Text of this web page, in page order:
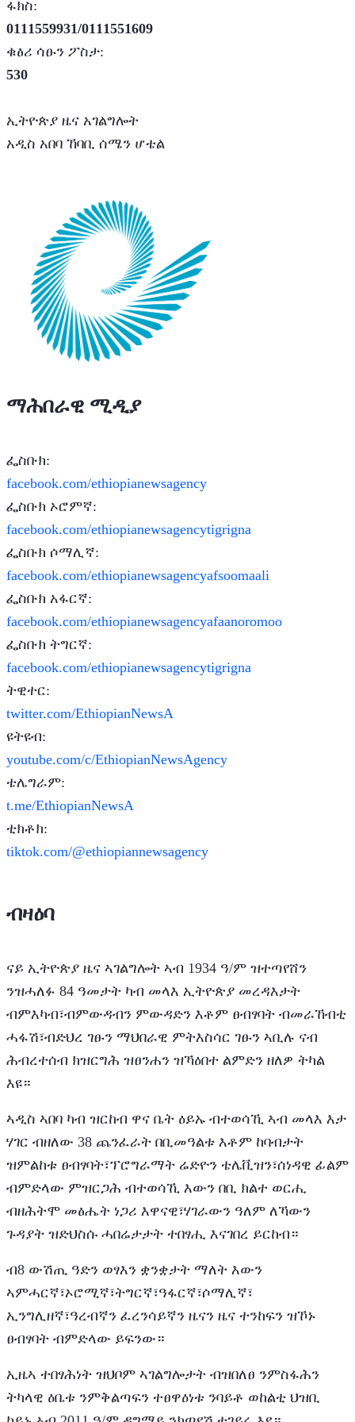
ፋክስ:
0111559931/0111551609
ቁፅሪ ሳፁን ፖስታ:
530
ኢትዮጵያ ዜና አገልግሎት
አዲስ አበባ ኸባቢ ሰሜን ሆቴል
ማሕበራዊ ሚዲያ
ፌስቡክ:
facebook.com/ethiopianewsagency
ፌስቡክ ኦሮምኛ:
facebook.com/ethiopianewsagencytigrigna
ፌስቡክ ሶማሊኛ:
facebook.com/ethiopianewsagencyafsoomaali
ፌስቡክ አፋርኛ:
facebook.com/ethiopianewsagencyafaanoromoo
ፌስቡክ ትግርኛ:
facebook.com/ethiopianewsagencytigrigna
ትዊተር:
twitter.com/EthiopianNewsA
ዩትዩብ:
youtube.com/c/EthiopianNewsAgency
ቴሌግራም:
t.me/EthiopianNewsA
ቲክቶክ:
tiktok.com/@ethiopiannewsagency
ብዛዕባ
ናይ ኢትዮጵያ ዜና ኣገልግሎት ኣብ 1934 ዓ/ም ዝተጣየሸን
ንዝሓለፉ 84 ዓመታት ካብ መላእ ኢትዮጵያ መረዳእታት
ብምእካብ፣ብምውዳብን ምውዳድን እቶም ፀብፃባት ብመራኸብቲ
ሓፋሽ፣ብድህረ ገፁን ማህበራዊ ምትእስሳር ገፁን ኣቢሉ ናብ
ሕብረተሰብ ክዝርግሕ ዝፀንሐን ዝኻዕበተ ልምድን ዘለዎ ትካል
እዩ።
ኣዲስ ኣበባ ካብ ዝርከብ ዋና ቤት ዕይኡ ብተወሳኺ ኣብ መላእ እታ
ሃገር ብዘለው 38 ጨንፈራት በቢመዓልቱ እቶም ከባብታት
ዝምልከቱ ፀብፃባት፣ፕሮግራማት ሬድዮን ቴሌቪዝን፣ሰነዳዊ ፊልም
ብምድላው ምዝርጋሕ ብተወሳኺ እውን በቢ ክልተ ወርሒ
ብዘሕትሞ መፅሔት ነጋሪ እዋናዊ፣ሃገራውን ዓለም ለኻውን
ጉዳያት ዝድህስሱ ሓበሬታታት ተበፃሒ እናገበረ ይርከብ።
ብ8 ውሽጢ ዓድን ወፃእን ቋንቋታት ማለት እውን
ኣምሓርኛ፣ኦሮሚኛ፣ትግርኛ፣ዓፋርኛ፣ሶማሊኛ፣
ኢንግሊዘኛ፣ዓረብኛን ፈረንሳይኛን ዜናን ዜና ተንከፍን ዝኾኑ
ፀብፃባት ብምድላው ይፍንው።
ኢዜኣ ተበፃሕነት ዝህቦም ኣገልግሎታት ብዝበለፀ ንምስፋሕን
ትካላዊ ዕቤቱ ንምቅልጣፍን ተፀዋዕነቱ ንባይቶ ወከልቲ ህዝቢ